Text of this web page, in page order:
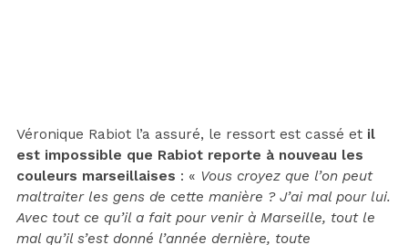
Véronique Rabiot l’a assuré, le ressort est cassé et il
est impossible que Rabiot reporte à nouveau les
couleurs marseillaises : « Vous croyez que l’on peut
maltraiter les gens de cette manière ? J’ai mal pour lui.
Avec tout ce qu’il a fait pour venir à Marseille, tout le
mal qu’il s’est donné l’année dernière, toute